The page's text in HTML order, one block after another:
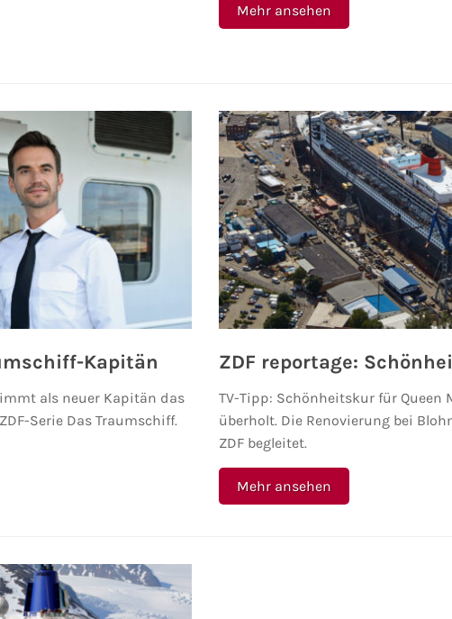
Mehr ansehen
Kapitän
als neuer Kapitän das
Serie Das Traumschiff.
ZDF reportage:
TV-Tipp: Schönheitskur für Queen
überholt. Die Renovierung bei
ZDF begleitet.
Mehr ansehen